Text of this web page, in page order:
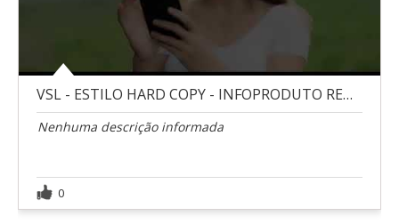
VSL - ESTILO HARD COPY - INFOPRODUTO RENDA EXTRA
Nenhuma descrição informada
0